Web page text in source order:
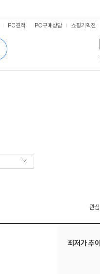
PC견적 PC구매상담 쇼핑기획전
관심
최저가 추이